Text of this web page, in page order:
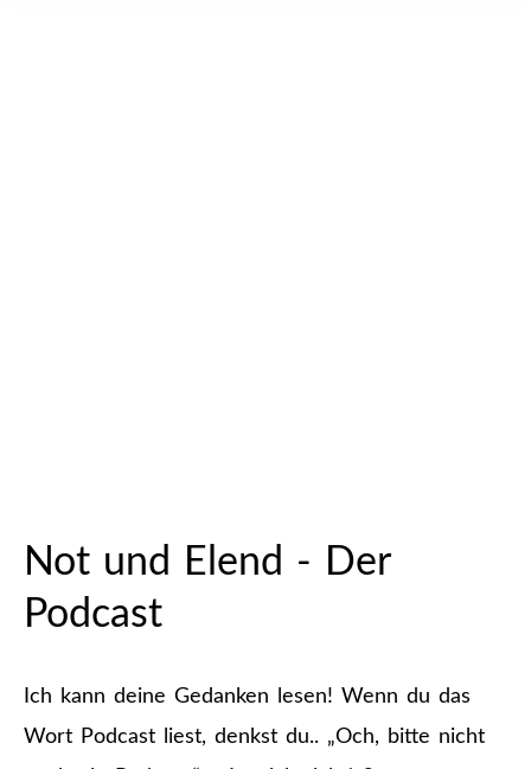
Not und Elend - Der
Podcast
Ich kann deine Gedanken lesen! Wenn du das
Wort Podcast liest, denkst du.. „Och, bitte nicht